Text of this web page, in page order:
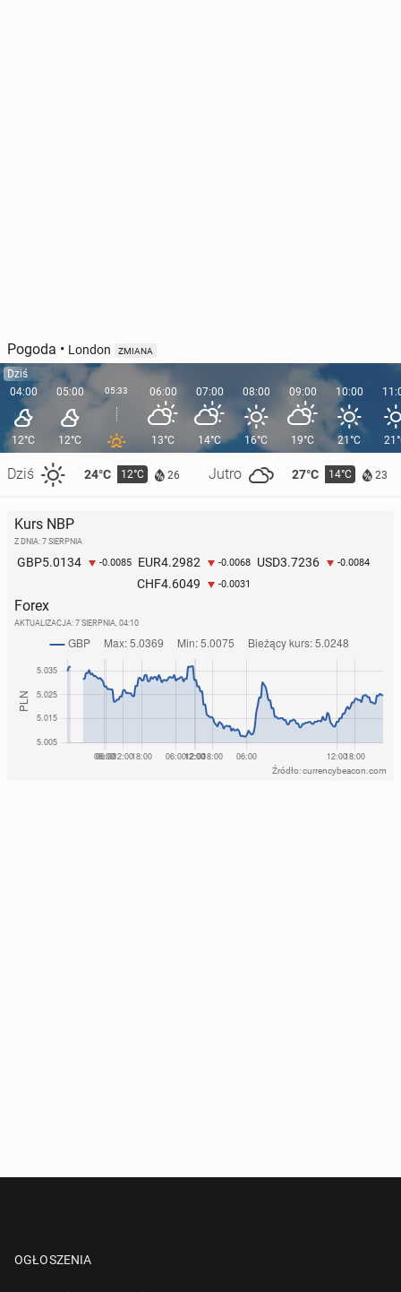
Pogoda • London ZMIANA
Dziś
04:00
12°C
Dziś 24°C 12°C 26 Jutro 27°C 14°C 23
05:00
12°C
05:33 06:00
13°C
07:00
14°C
08:00
16°C
09:00
19°C
10:00
21°C
Kurs NBP
Z DNIA: 7 SIERPNIA
GBP5.0134 -0.0085 EUR4.2982 -0.0068 USD3.7236 -0.0084
CHF4.6049 -0.0031
Forex
AKTUALIZACJA: 7 SIERPNIA, 04:10
Źródło: currencybeacon.com
OGŁOSZENIA